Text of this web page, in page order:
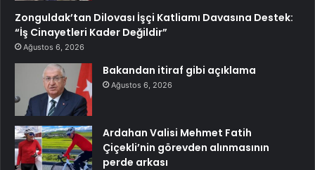
Zonguldak’tan Dilovası İşçi Katliamı Davasına Destek:
“İş Cinayetleri Kader Değildir”
Ağustos 6, 2026
Bakandan itiraf gibi açıklama
Ağustos 6, 2026
Ardahan Valisi Mehmet Fatih
Çiçekli’nin görevden alınmasının
perde arkası